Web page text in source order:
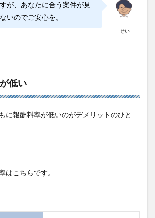
せい
が、あなたに合う案件が見
いのでご安心を。
低い
に報酬料率が低いのがデメリットのひと
はこちらです。